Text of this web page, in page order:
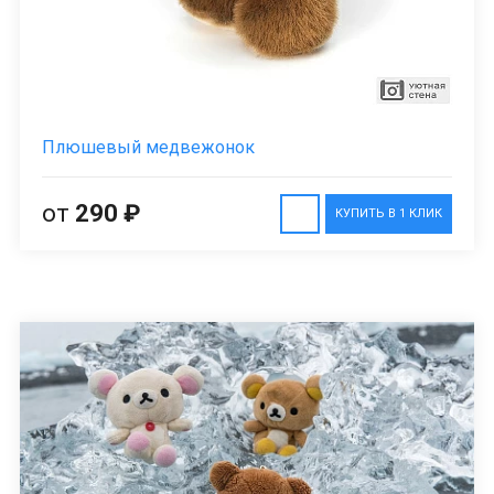
Плюшевый медвежонок
КУПИТЬ В 1 КЛИК
от 290 ₽